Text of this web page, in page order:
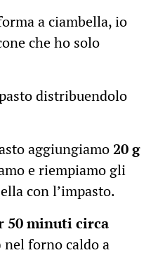
a ciambella, io
che ho solo
distribuendolo
aggiungiamo20 g
e riempiamo gli
con l’impasto.
50 minuti circa
forno caldo a